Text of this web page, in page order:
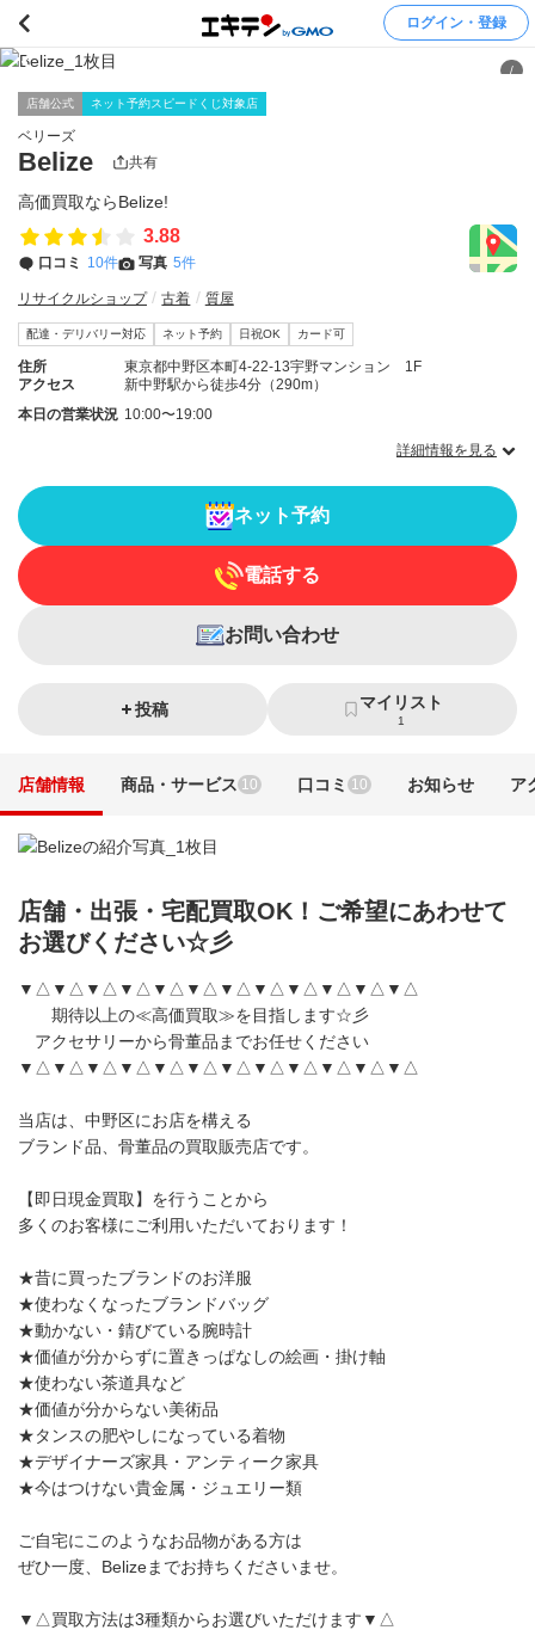
ログイン・登録
/
店舗公式 ネット予約スピードくじ対象店
ベリーズ
Belize 共有
高価買取ならBelize!
3.88
口コミ 10件 写真 5件
リサイクルショップ 古着 質屋
配達・デリバリー対応 ネット予約 日祝OK カード可
住所
東京都中野区本町4-22-13宇野マンション 1F
アクセス
新中野駅から徒歩4分（290m）
本日の営業状況 10:00〜19:00
詳細情報を見る
ネット予約
電話する
お問い合わせ
投稿 マイリスト
1
店舗情報 商品・サービス 10 口コミ 10 お知らせ ア
店舗・出張・宅配買取OK！ご希望にあわせて
お選びください☆彡
▼△▼△▼△▼△▼△▼△▼△▼△▼△▼△▼△▼△
期待以上の≪高価買取≫を目指します☆彡
アクセサリーから骨董品までお任せください
▼△▼△▼△▼△▼△▼△▼△▼△▼△▼△▼△▼△
当店は、中野区にお店を構える
ブランド品、骨董品の買取販売店です。
【即日現金買取】を行うことから
多くのお客様にご利用いただいております！
★昔に買ったブランドのお洋服
★使わなくなったブランドバッグ
★動かない・錆びている腕時計
★価値が分からずに置きっぱなしの絵画・掛け軸
★使わない茶道具など
★価値が分からない美術品
★タンスの肥やしになっている着物
★デザイナーズ家具・アンティーク家具
★今はつけない貴金属・ジュエリー類
ご自宅にこのようなお品物がある方は
ぜひ一度、Belizeまでお持ちくださいませ。
▼△買取方法は3種類からお選びいただけます▼△